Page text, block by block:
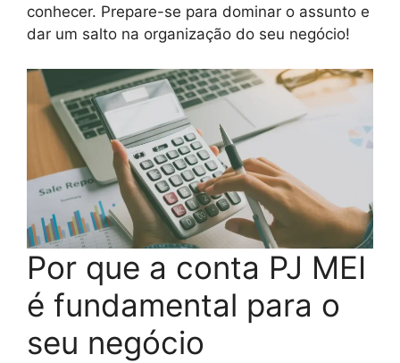
conhecer. Prepare-se para dominar o assunto e
dar um salto na organização do seu negócio!
Por que a conta PJ MEI
é fundamental para o
seu negócio